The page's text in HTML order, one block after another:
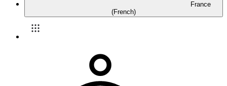
France
(French)